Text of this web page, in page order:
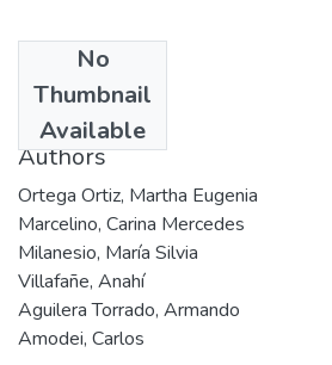
No
Thumbnail
Available
2004?
Authors
Ortega Ortiz, Martha Eugenia
Marcelino, Carina Mercedes
Milanesio, María Silvia
Villafañe, Anahí
Aguilera Torrado, Armando
Amodei, Carlos